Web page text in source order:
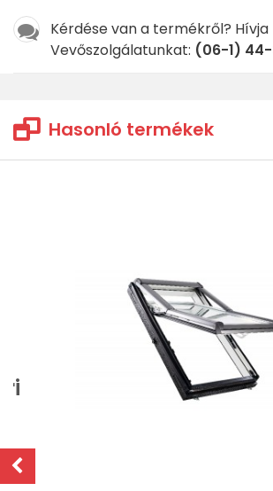
Kérdése van a termékről? Hívja
Vevőszolgálatunkat: (06-1)
Hasonló termékek